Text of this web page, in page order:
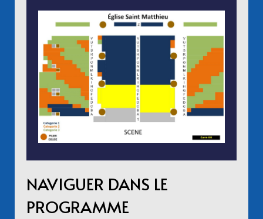
NAVIGUER DANS LE
PROGRAMME